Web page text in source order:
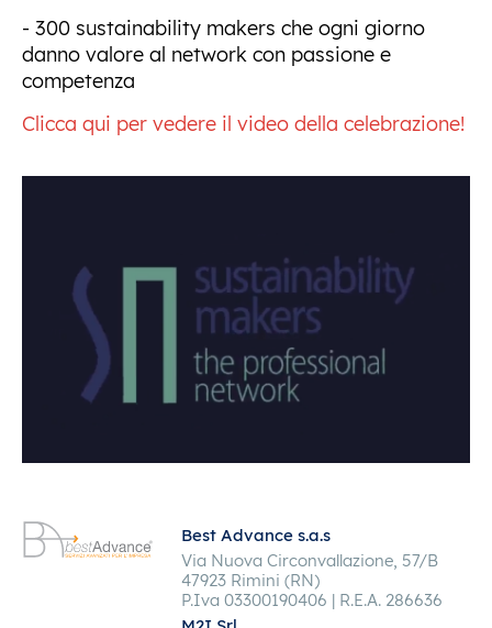
- 300 sustainability makers che ogni giorno
danno valore al network con passione e
competenza
Clicca qui per vedere il video della celebrazione!
Best Advance s.a.s
Via Nuova Circonvallazione, 57/B
47923 Rimini (RN)
P.Iva 03300190406 | R.E.A. 286636